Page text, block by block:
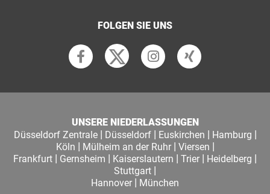
FOLGEN SIE UNS
UNSERE NIEDERLASSUNGEN
Düsseldorf Zentrale| Düsseldorf| Euskirchen | Hamburg |
Köln | Mülheim an der Ruhr| Viersen |
Frankfurt | Gernsheim | Kaiserslautern | Trier | Heidelberg |
Stuttgart |
Hannover | München